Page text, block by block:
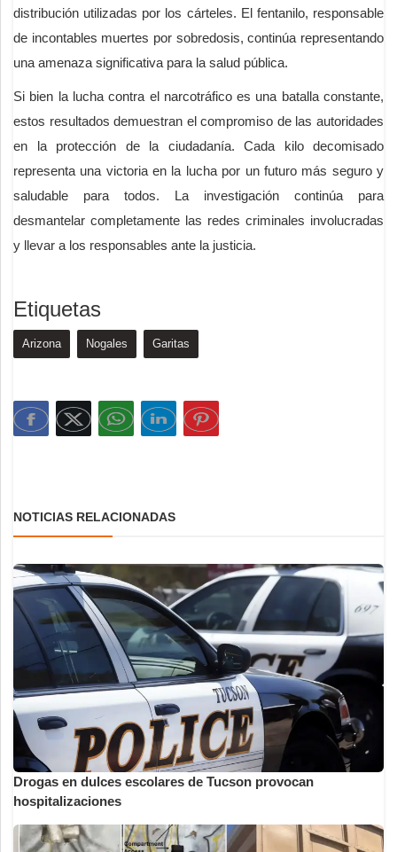
distribución utilizadas por los cárteles. El fentanilo, responsable
de incontables muertes por sobredosis, continúa representando
una amenaza significativa para la salud pública.
Si bien la lucha contra el narcotráfico es una batalla constante,
estos resultados demuestran el compromiso de las autoridades
en la protección de la ciudadanía. Cada kilo decomisado
representa una victoria en la lucha por un futuro más seguro y
saludable para todos. La investigación continúa para
desmantelar completamente las redes criminales involucradas
y llevar a los responsables ante la justicia.
Etiquetas
Arizona Nogales Garitas
NOTICIAS RELACIONADAS
Drogas en dulces escolares de Tucson provocan
hospitalizaciones